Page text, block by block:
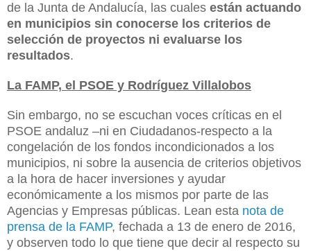
de la Junta de Andalucía, las cuales están actuando
en municipios sin conocerse los criterios de
selección de proyectos ni evaluarse los
resultados.
La FAMP, el PSOE y Rodríguez Villalobos
Sin embargo, no se escuchan voces críticas en el
PSOE andaluz –ni en Ciudadanos-respecto a la
congelación de los fondos incondicionados a los
municipios, ni sobre la ausencia de criterios objetivos
a la hora de hacer inversiones y ayudar
económicamente a los mismos por parte de las
Agencias y Empresas públicas. Lean esta nota de
prensa de la FAMP, fechada a 13 de enero de 2016,
y observen todo lo que tiene que decir al respecto su